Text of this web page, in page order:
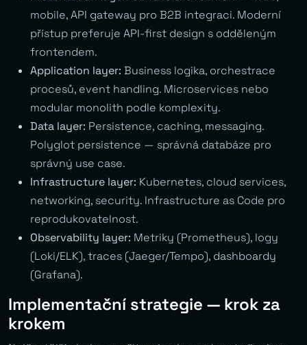
mobile, API gateway pro B2B integraci. Moderní
přístup preferuje API-first design s odděleným
frontendem.
Application layer: Business logika, orchestrace
procesů, event handling. Microservices nebo
modular monolith podle komplexity.
Data layer: Persistence, caching, messaging.
Polyglot persistence — správná databáze pro
správný use case.
Infrastructure layer: Kubernetes, cloud services,
networking, security. Infrastructure as Code pro
reprodukovatelnost.
Observability layer: Metriky (Prometheus), logy
(Loki/ELK), traces (Jaeger/Tempo), dashboardy
(Grafana).
Implementační strategie — krok za
krokem